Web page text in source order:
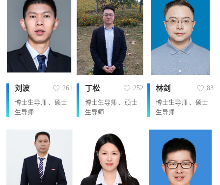
刘波 261
博士生导师 、硕士
生导师
丁松 252
博士生导师 、硕士
生导师
林剑 83
博士生导师 、硕士
生导师